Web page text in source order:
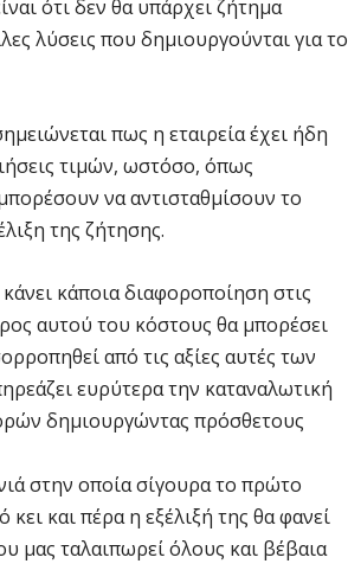
ότι δεν θα υπάρχει ζήτημα
λύσεις που δημιουργούνται για το
πως η εταιρεία έχει ήδη
τιμών, ωστόσο, όπως
να αντισταθμίσουν το
της ζήτησης.
κάποια διαφοροποίηση στις
αυτού του κόστους θα μπορέσει
από τις αξίες αυτές των
ευρύτερα την καταναλωτική
δημιουργώντας πρόσθετους
στην οποία σίγουρα το πρώτο
και πέρα η εξέλιξή της θα φανεί
μας ταλαιπωρεί όλους και βέβαια